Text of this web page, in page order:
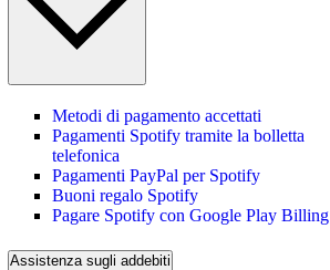
Metodi di pagamento accettati
Pagamenti Spotify tramite la bolletta
telefonica
Pagamenti PayPal per Spotify
Buoni regalo Spotify
Pagare Spotify con Google Play Billing
Assistenza sugli addebiti